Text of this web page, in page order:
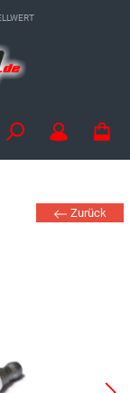
Zurück